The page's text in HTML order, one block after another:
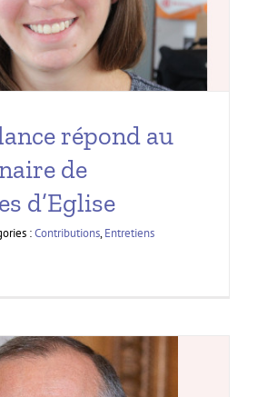
répond au
de
d’Eglise
:Contributions,Entretiens